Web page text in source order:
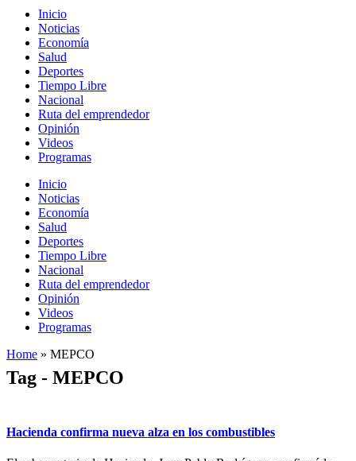
Inicio
Noticias
Economía
Salud
Deportes
Tiempo Libre
Nacional
Ruta del emprendedor
Opinión
Videos
Programas
Inicio
Noticias
Economía
Salud
Deportes
Tiempo Libre
Nacional
Ruta del emprendedor
Opinión
Videos
Programas
Home » MEPCO
Tag - MEPCO
Hacienda confirma nueva alza en los combustibles